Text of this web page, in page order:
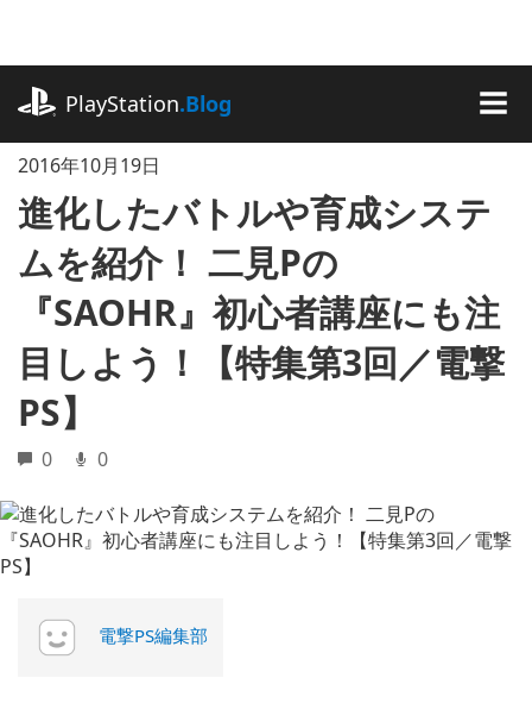
に
キ
ッ
プ
PlayStation.Blog
2016年10月19日
進化したバトルや育成システ
ムを紹介！ 二見Pの
『SAOHR』初心者講座にも注
目しよう！【特集第3回／電撃
PS】
0 0
電撃PS編集部